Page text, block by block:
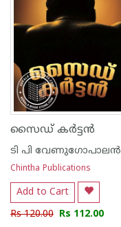
സൈഡ് കര്‍ട്ടന്‍
ടി പി വേണുഗോപാലന്‍
Chintha Publications
Add to Cart
Rs 120.00 Rs 112.00